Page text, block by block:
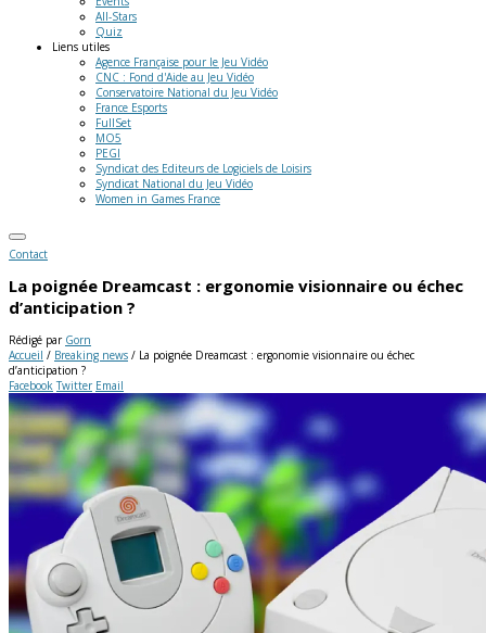
All-Stars
Quiz
Liens utiles
Agence Française pour le Jeu Vidéo
CNC : Fond d'Aide au Jeu Vidéo
Conservatoire National du Jeu Vidéo
France Esports
FullSet
MO5
PEGI
Syndicat des Editeurs de Logiciels de Loisirs
Syndicat National du Jeu Vidéo
Women in Games France
Contact
La poignée Dreamcast : ergonomie visionnaire ou échec
d’anticipation ?
Rédigé par Gorn
Accueil / Breaking news / La poignée Dreamcast : ergonomie visionnaire ou échec
d’anticipation ?
Facebook Twitter Email